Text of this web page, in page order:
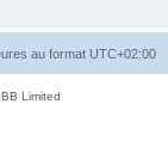
au format UTC+02:00
Limited